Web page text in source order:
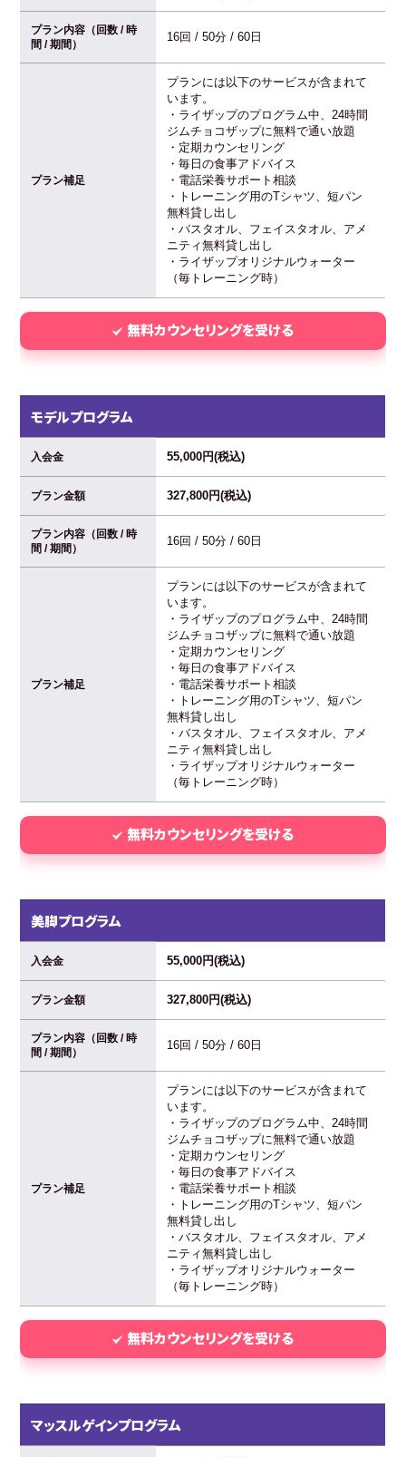
プラン内容（回数 / 時
間 / 期間）
16回 / 50分 / 60日
プラン補足
プランには以下のサービスが含まれて
います。
・ライザップのプログラム中、24時間
ジムチョコザップに無料で通い放題
・定期カウンセリング
・毎日の食事アドバイス
・電話栄養サポート相談
・トレーニング用のTシャツ、短パン
無料貸し出し
・バスタオル、フェイスタオル、アメ
ニティ無料貸し出し
・ライザップオリジナルウォーター
（毎トレーニング時）
無料カウンセリングを受ける
モデルプログラム
入会金 55,000円(税込)
プラン金額 327,800円(税込)
プラン内容（回数 / 時
間 / 期間）
16回 / 50分 / 60日
プラン補足
プランには以下のサービスが含まれて
います。
・ライザップのプログラム中、24時間
ジムチョコザップに無料で通い放題
・定期カウンセリング
・毎日の食事アドバイス
・電話栄養サポート相談
・トレーニング用のTシャツ、短パン
無料貸し出し
・バスタオル、フェイスタオル、アメ
ニティ無料貸し出し
・ライザップオリジナルウォーター
（毎トレーニング時）
無料カウンセリングを受ける
美脚プログラム
入会金 55,000円(税込)
プラン金額 327,800円(税込)
プラン内容（回数 / 時
間 / 期間）
16回 / 50分 / 60日
プラン補足
プランには以下のサービスが含まれて
います。
・ライザップのプログラム中、24時間
ジムチョコザップに無料で通い放題
・定期カウンセリング
・毎日の食事アドバイス
・電話栄養サポート相談
・トレーニング用のTシャツ、短パン
無料貸し出し
・バスタオル、フェイスタオル、アメ
ニティ無料貸し出し
・ライザップオリジナルウォーター
（毎トレーニング時）
無料カウンセリングを受ける
マッスルゲインプログラム